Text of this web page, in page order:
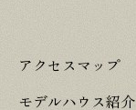
アクセスマップ
モデルハウス紹介